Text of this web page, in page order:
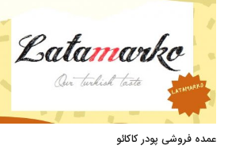
عمده فروشی پودر کاکائو